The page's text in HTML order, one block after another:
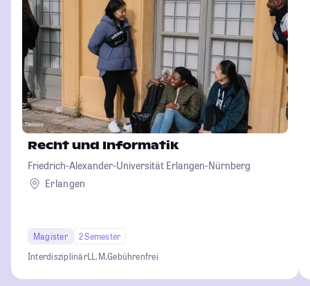
Recht und Informatik
Friedrich-Alexander-Universität Erlangen-Nürnberg
Erlangen
Magister
2 Semester
InterdisziplinärLL.M.Gebührenfrei